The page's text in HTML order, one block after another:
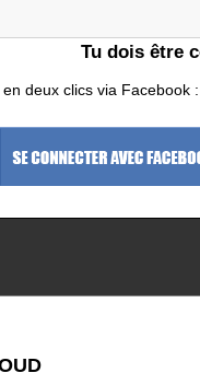
Tu dois être
en deux clics via Facebook :